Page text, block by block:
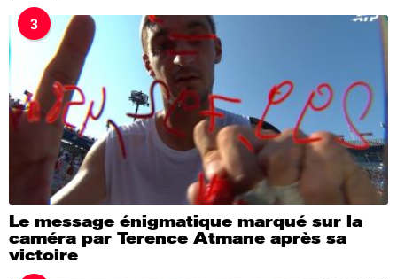
3
Le message énigmatique marqué sur la
caméra par Terence Atmane après sa
victoire